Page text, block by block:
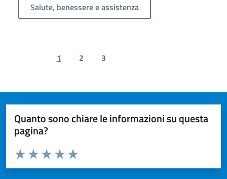
Salute, benessere e assistenza
Previous page
1 2 3
Quanto sono chiare le informazioni su questa
pagina?
Valuta da 1 a 5 stelle la pagina
Valuta 5 stelle su 5
Valuta 4 stelle su 5
Valuta 3 stelle su 5
Valuta 2 stelle su 5
Valuta 1 stelle su 5